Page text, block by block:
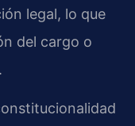
legal, lo que
del cargo o